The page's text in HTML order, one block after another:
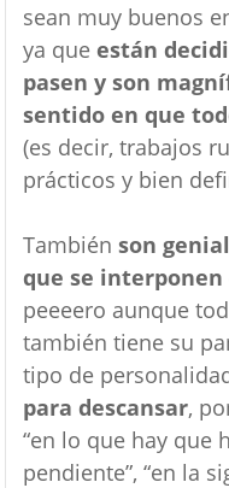
sean muy buenos
ya que están
pasen y son
sentido en que
(es decir, trabajos
prácticos y bien
También son
que se
peeeero aunque
también tiene su
tipo de
para descansar,
“en lo que hay que
pendiente”, “en la